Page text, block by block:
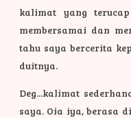
kalimat yang
membersamai dan
tahu saya bercerita
duitnya.
Deg...kalimat
saya. Oia iya, berasa